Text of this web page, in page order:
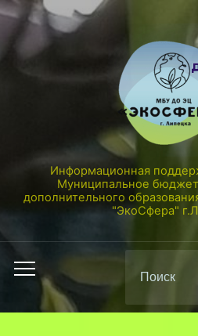
Информационная
Муниципальное
дополнительного
"ЭкоСфера"
Переключить
мобильное
меню
по: